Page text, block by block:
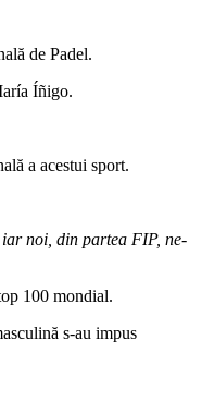
de Padel.
Íñigo.
a acestui sport.
noi, din partea FIP, ne-
100 mondial.
s-au impus